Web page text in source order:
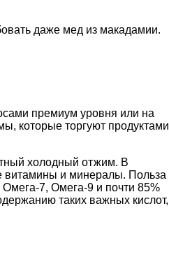
даже мед из макадамии.
премиум уровня или на
которые торгуют продуктами
холодный отжим. В
витамины и минералы. Польза
Омега-7, Омега-9 и почти 85%
таких важных кислот,